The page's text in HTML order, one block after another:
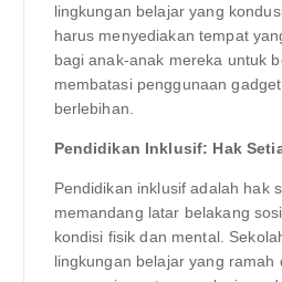
lingkungan belajar yang
harus menyediakan tempat
bagi anak-anak mereka untuk
membatasi penggunaan
berlebihan.
Pendidikan Inklusif: Hak
Pendidikan inklusif adalah hak
memandang latar belakang
kondisi fisik dan mental.
lingkungan belajar yang ramah